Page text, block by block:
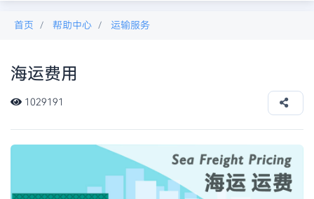
首页 帮助中心 运输服务
海运费用
1029191